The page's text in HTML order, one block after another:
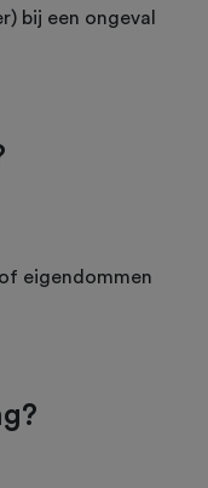
bij een ongeval
eigendommen